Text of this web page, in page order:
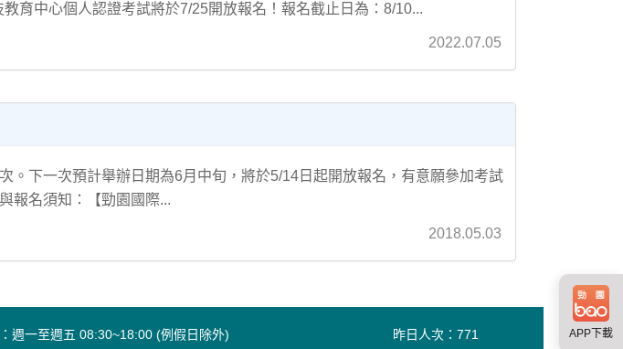
育中心個人認證考試將於7/25開放報名！報名截止日為：8/10...
2022.07.05
。下一次預計舉辦日期為6月中旬，將於5/14日起開放報名，有意願參加考試
報名須知：【勁園國際...
2018.05.03
週一至週五 08:30~18:00(例假日除外) 昨日人次： 771 APP下載